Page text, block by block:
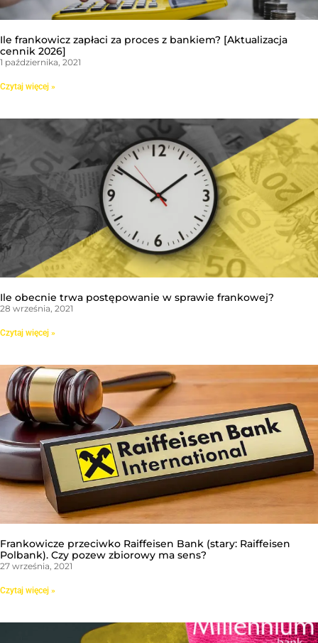
Ile frankowicz zapłaci za proces z bankiem? [Aktualizacja
cennik 2026]
1 października, 2021
Czytaj więcej »
Ile obecnie trwa postępowanie w sprawie frankowej?
28 września, 2021
Czytaj więcej »
Frankowicze przeciwko Raiffeisen Bank (stary: Raiffeisen
Polbank). Czy pozew zbiorowy ma sens?
27 września, 2021
Czytaj więcej »